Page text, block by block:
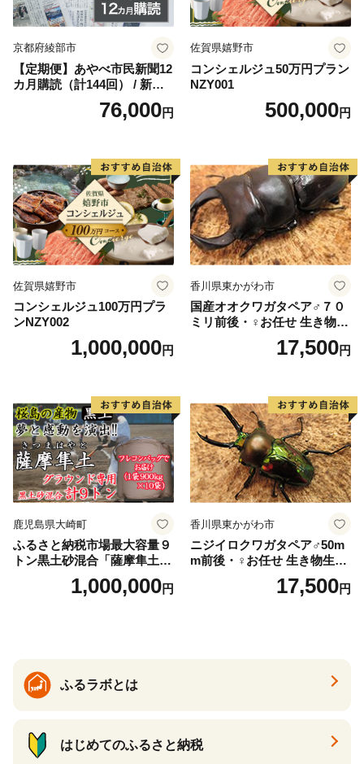
京都府綾部市
【定期便】あやべ市民新聞12
カ月購読（計144回） / 新聞
情報誌 定期購読 綾部市 / 株
式会社あやべ市民新聞社［B
76,000円
佐賀県嬉野市
コンシェルジュ50万円プラン
NZY001
500,000円
佐賀県嬉野市
コンシェルジュ100万円プラ
ンNZY002
1,000,000円
香川県東かがわ市
国産オオクワガタペア♂７０
ミリ前後・♀お任せ 生き物生
17,500円
鹿児島県大崎町
ふるさと納税市場最大容量９
トン黒土砂混合「薩摩隼土」
（夢と感動の演出のグラウン
1,000,000円
香川県東かがわ市
ニジイロクワガタペア♂50m
m前後・♀お任せ 生き物生き
17,500円
ふるラボとは
はじめてのふるさと納税